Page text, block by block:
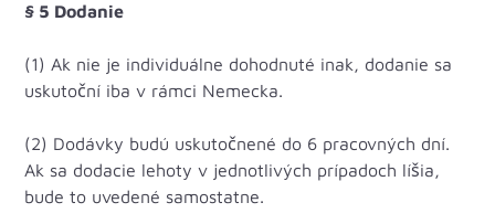
§ 5 Dodanie
(1) Ak nie je individuálne dohodnuté inak, dodanie sa
uskutoční iba v rámci Nemecka.
(2) Dodávky budú uskutočnené do 6 pracovných dní.
Ak sa dodacie lehoty v jednotlivých prípadoch líšia,
bude to uvedené samostatne.